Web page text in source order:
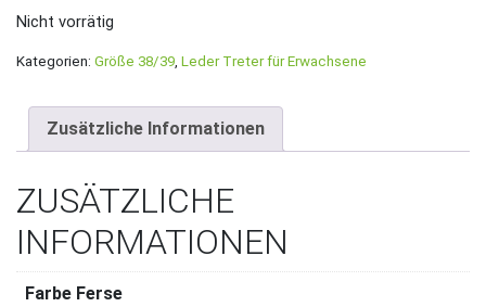
Nicht vorrätig
Kategorien: Größe 38/39, Leder Treter für Erwachsene
Zusätzliche Informationen
ZUSÄTZLICHE
INFORMATIONEN
Farbe Ferse